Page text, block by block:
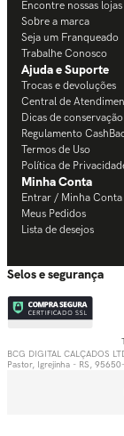
Dicas de conservação
Regulamento CashBack
Termos de Uso
Política de Privacidade
Minha Conta
Entrar / Minha Conta
Meus Pedidos
Lista de desejos
Selos e segurança
BCG DIGITAL CALÇADOS
Pastor, Igrejinha - RS,